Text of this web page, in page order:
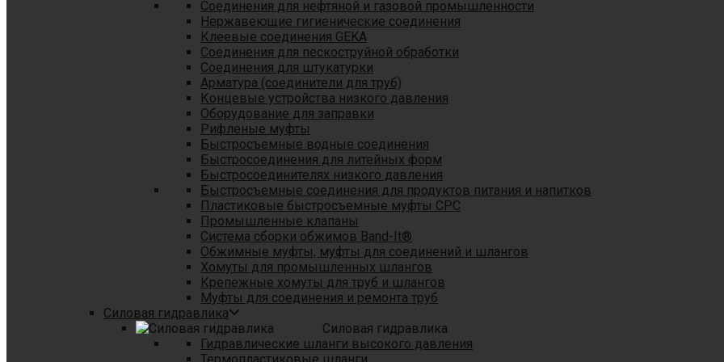
Соединения для нефтяной и газовой промышленности
Нержавеющие гигиенические соединения
Клеевые соединения GEKA
Соединения для пескоструйной обработки
Cоединения для штукатурки
Арматура (соединители для труб)
Концевые устройства низкого давления
Оборудование для заправки
Рифленые муфты
Быстросъемные водные соединения
Быстросоединения для литейных форм
Быстросоединителях низкого давления
Быстросъемные соединения для продуктов питания и напитков
Пластиковые быстросъемные муфты CPC
Промышленные клапаны
Система сборки обжимов Band-It®
Обжимные муфты, муфты для соединений и шлангов
Хомуты для промышленных шлангов
Крепежные хомуты для труб и шлангов
Муфты для соединения и ремонта труб
Силовая гидравлика
Силовая гидравлика
Гидравлические шланги высокого давления